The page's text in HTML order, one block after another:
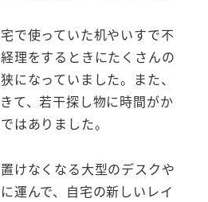
で使っていた机やいすで不
理をするときにたくさんの
になっていました。また、
て、若干探し物に時間がか
はありました。
けなくなる大型のデスクや
運んで、自宅の新しいレイ